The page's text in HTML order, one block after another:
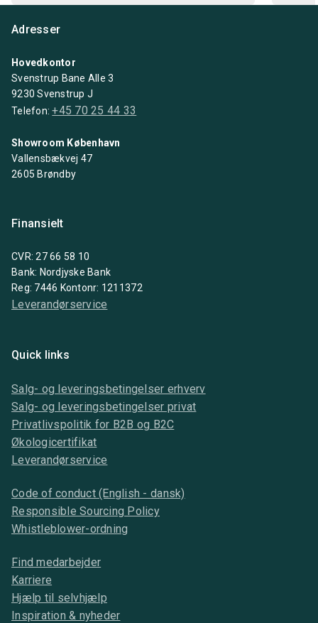
Adresser
Hovedkontor
Svenstrup Bane Alle 3
9230 Svenstrup J
Telefon:+45 70 25 44 33
Showroom København
Vallensbækvej 47
2605 Brøndby
Finansielt
CVR: 27 66 58 10
Bank: Nordjyske Bank
Reg: 7446 Kontonr: 1211372
Leverandørservice
Quick links
Salg- og leveringsbetingelser erhverv
Salg- og leveringsbetingelser privat
Privatlivspolitik for B2B og B2C
Økologicertifikat
Leverandørservice
Code of conduct (English - dansk)
Responsible Sourcing Policy
Whistleblower-ordning
Find medarbejder
Karriere
Hjælp til selvhjælp
Inspiration & nyheder